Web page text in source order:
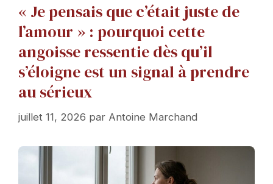
« Je pensais que c’était juste de
l’amour » : pourquoi cette
angoisse ressentie dès qu’il
s’éloigne est un signal à prendre
au sérieux
juillet 11, 2026 par Antoine Marchand